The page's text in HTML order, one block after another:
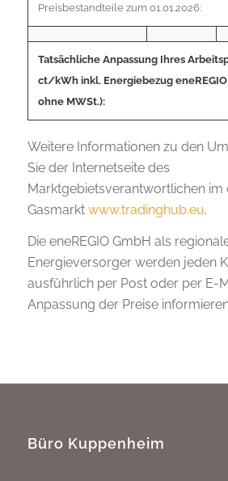
Preisbestandteile zum 01.01.2026:
Tatsächliche Anpassung Ihres
ct/kWh inkl. Energiebezug
ohne MWSt.):
Weitere Informationen zu den
Sie der Internetseite des
Marktgebietsverantwortlichen im
Gasmarkt www.tradinghub.eu.
Die eneREGIO GmbH als
Energieversorger werden jeden
ausführlich per Post oder per E-
Anpassung der Preise
Büro Kuppenheim